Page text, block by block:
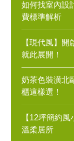
如何找室內設
費標準解析
【現代風】
就此展開！
奶茶色裝潢北
櫃這樣選！
【12坪簡約
溫柔居所